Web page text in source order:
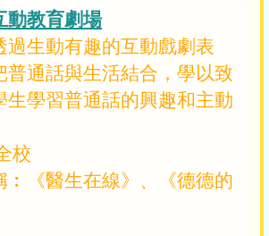
動教育劇場
過生動有趣的互動戲劇表
普通話與生活結合，學以致
生學習普通話的興趣和主動
校
︰《醫生在線》、《德德的